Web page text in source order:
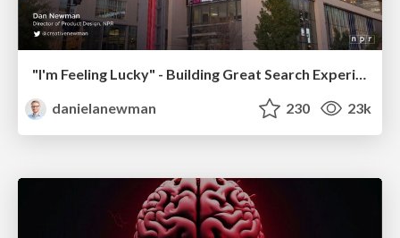
"I'm Feeling Lucky" - Building Great Search Experiences for Today's Users (#IAC19)
danielanewman
230 23k